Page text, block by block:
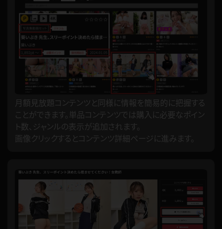
月額見放題コンテンツと同様に情報を簡易的に把握する
ことができます。単品コンテンツでは購入に必要なポイン
ト数、ジャンルの表示が追加されます。
画像クリックするとコンテンツ詳細ページに進みます。